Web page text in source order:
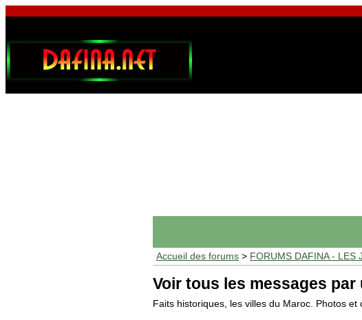
Accueil des forums > FORUMS DAFINA - LES
Voir tous les messages
Faits historiques, les villes du Maroc. Photos et